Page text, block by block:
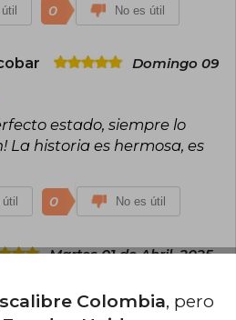
0 No es útil
Domingo 09
estado, siempre lo
La historia es hermosa, es
0 No es útil
Martes 01 de Abril, 2025
e interlineado perfectos,
Colombia, pero